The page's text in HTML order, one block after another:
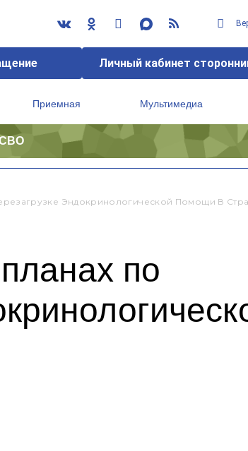
Личный кабинет
Приемная Мультимедиа
Эндокринологической Помощи В
по